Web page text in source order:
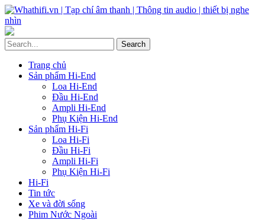
Trang chủ
Sản phẩm Hi-End
Loa Hi-End
Đầu Hi-End
Ampli Hi-End
Phụ Kiện Hi-End
Sản phẩm Hi-Fi
Loa Hi-Fi
Đầu Hi-Fi
Ampli Hi-Fi
Phụ Kiện Hi-Fi
Hi-Fi
Tin tức
Xe và đời sống
Phim Nước Ngoài